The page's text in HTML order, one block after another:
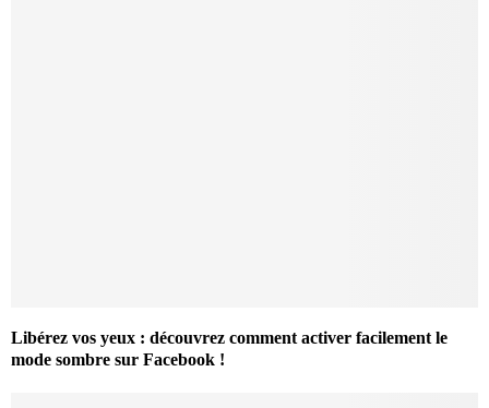
Libérez vos yeux : découvrez comment activer facilement le
mode sombre sur Facebook !